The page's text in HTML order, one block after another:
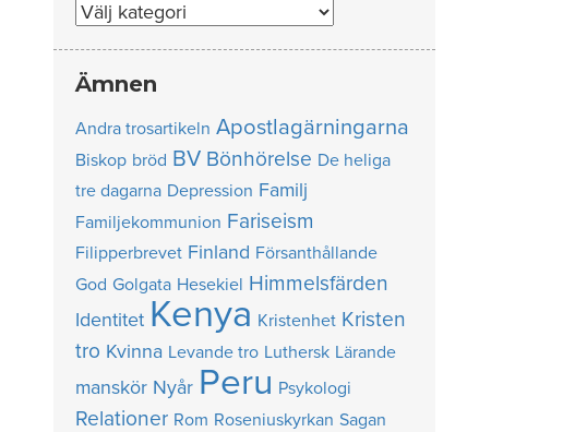
Nummer
Ämnen
Andra trosartikeln Apostlagärningarna
Biskop bröd BV Bönhörelse De heliga
tre dagarna Depression Familj
Familjekommunion Fariseism
Filipperbrevet Finland Försanthållande
God Golgata Hesekiel Himmelsfärden
Identitet Kenya Kristenhet Kristen
tro Kvinna Levande tro Luthersk Lärande
manskör Nyår Peru Psykologi
Relationer Rom Roseniuskyrkan Sagan